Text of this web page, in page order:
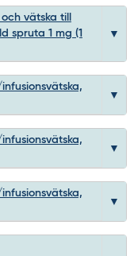
vätska till
spruta 1 mg (1